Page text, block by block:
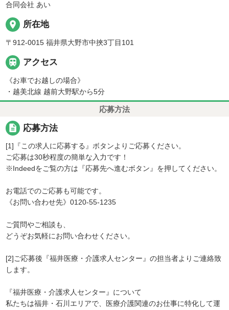
合同会社 あい
place 所在地
〒912-0015 福井県大野市中挾3丁目101
 アクセス
《お車でお越しの場合》
・越美北線 越前大野駅から5分
応募方法
description 応募方法
[1]『この求人に応募する』ボタンよりご応募ください。
ご応募は30秒程度の簡単な入力です！
※Indeedをご覧の方は『応募先へ進むボタン』を押してください。
お電話でのご応募も可能です。
《お問い合わせ先》0120-55-1235
ご質問やご相談も、
どうぞお気軽にお問い合わせください。
[2]ご応募後『福井医療・介護求人センター』の担当者よりご連絡致
します。
『福井医療・介護求人センター』について
私たちは福井・石川エリアで、医療介護関連のお仕事に特化して運